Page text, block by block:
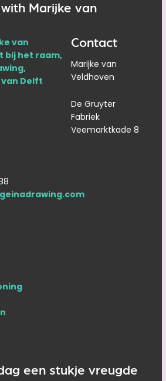
Marijke van
Contact
Marijke van
Veldhoven
De Gruyter
Fabriek
Veemarktkade 8
een stukje vreugde